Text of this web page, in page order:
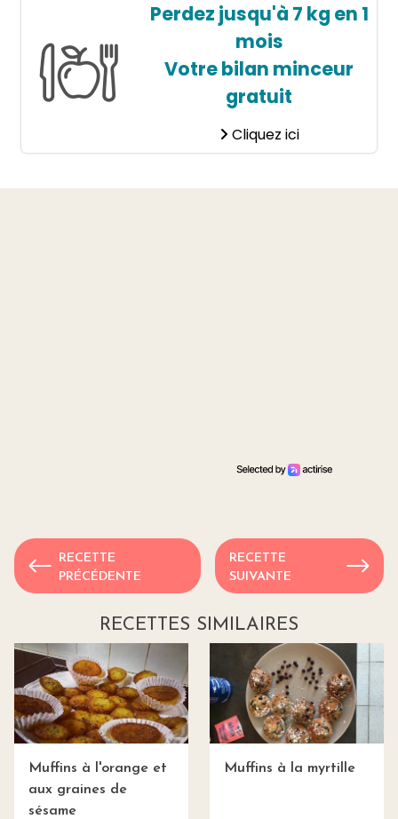
Perdez jusqu'à 7 kg en 1
mois
Votre bilan minceur
gratuit
Cliquez ici
RECETTE
PRÉCÉDENTE
RECETTE
SUIVANTE
RECETTES SIMILAIRES
Muffins à l'orange et
aux graines de
sésame
Muffins à la myrtille